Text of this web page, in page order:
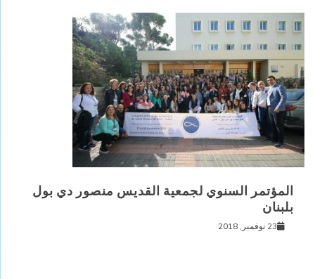
المؤتمر السنوي لجمعية القديس منصور دي بول
بلبنان
23 نوفمبر, 2018